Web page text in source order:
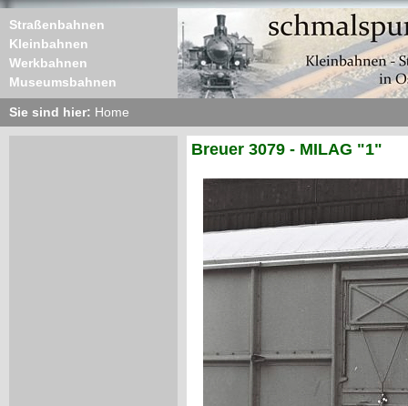
Straßenbahnen
Kleinbahnen
Werkbahnen
Museumsbahnen
Sie sind hier: Home
Breuer 3079 - MILAG "1"